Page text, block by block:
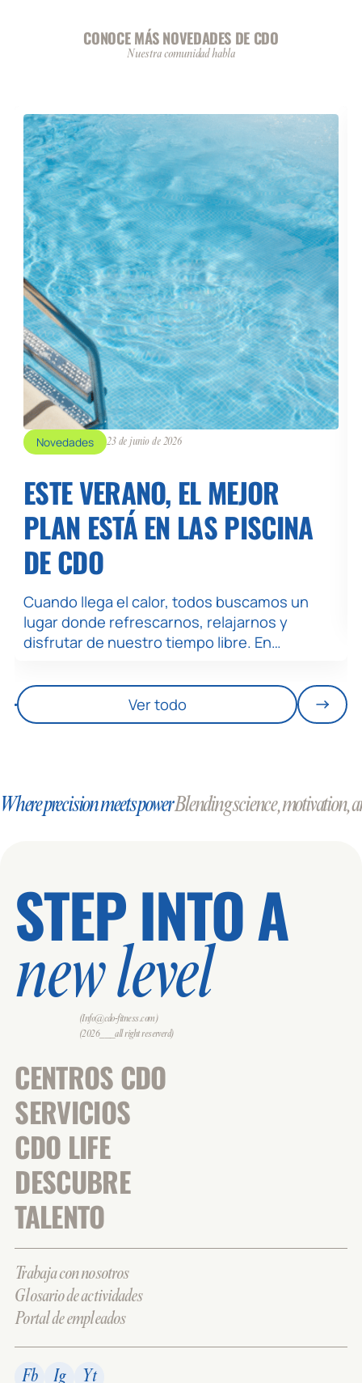
CONOCE MÁS NOVEDADES DE CDO
Nuestra comunidad habla
Novedades 23 de junio de 2026
ESTE VERANO, EL MEJOR
PLAN ESTÁ EN LAS PISCINA
DE CDO
Cuando llega el calor, todos buscamos un
lugar donde refrescarnos, relajarnos y
disfrutar de nuestro tiempo libre. En…
Ver todo
Where precision meets powerBlending science, motivation,
STEP INTO A
new level
(Info@cdo-fitness.com)
(2026___all right reserverd)
CENTROS CDO
SERVICIOS
CDO LIFE
DESCUBRE
TALENTO
Trabaja con nosotros
Glosario de actividades
Portal de empleados
Fb Ig Yt